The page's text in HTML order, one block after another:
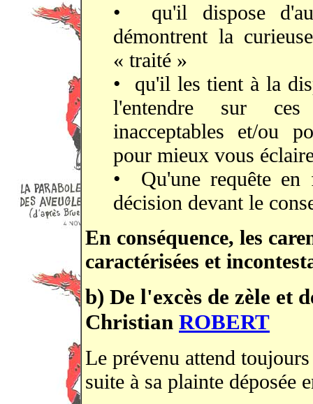
• qu'il dispose
démontrent la
« traité »
• qu'il les tient à la
l'entendre sur ces
inacceptables et/ou
pour mieux vous
• Qu'une requête en
décision devant le
En conséquence, les
caractérisées et
b) De l'excès de zèle et
Christian ROBERT
Le prévenu attend
suite à sa plainte déposée